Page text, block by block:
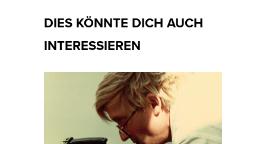
DIES KÖNNTE DICH AUCH
INTERESSIEREN